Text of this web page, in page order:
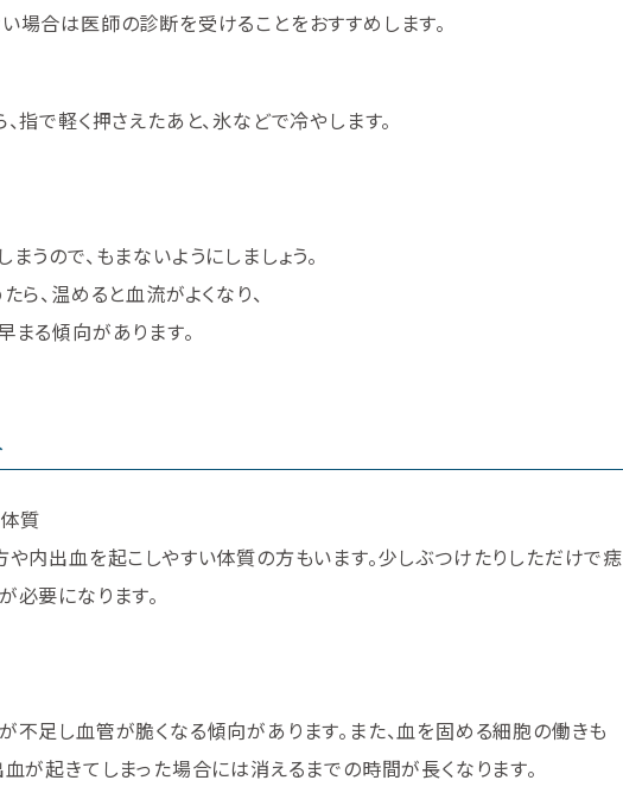
場合は医師の診断を受けることをおすすめします。
指で軽く押さえたあと、氷などで冷やします。
うので、もまないようにしましょう。
ら、温めると血流がよくなり、
る傾向があります。
質
や内出血を起こしやすい体質の方もいます。少しぶつけたりしただけで痣
必要になります。
不足し血管が脆くなる傾向があります。また、血を固める細胞の働きも
が起きてしまった場合には消えるまでの時間が長くなります。